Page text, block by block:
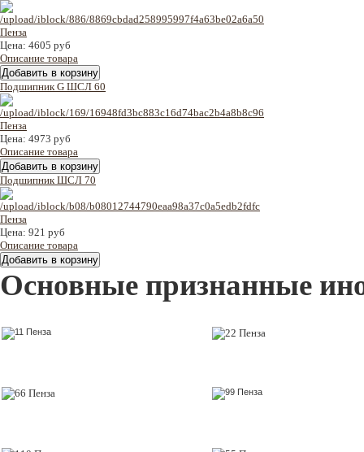
Цена: 4605 руб
Описание товара
Подшипник G ШСЛ 60
Цена: 4973 руб
Описание товара
Подшипник ШСЛ 70
Цена: 921 руб
Описание товара
Основные признанные